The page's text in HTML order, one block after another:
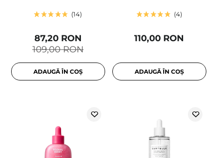
14
109,00 RON
87,20 RON
ADAUGĂ ÎN COȘ
4
110,00 RON
ADAUGĂ ÎN COȘ